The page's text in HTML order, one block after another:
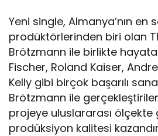
Yeni single, Almanya’nın en
prodüktörlerinden biri olan
Brötzmann ile birlikte
Fischer, Roland Kaiser,
Kelly gibi birçok başarılı
Brötzmann ile
projeye uluslararası ölçekte
prodüksiyon kalitesi